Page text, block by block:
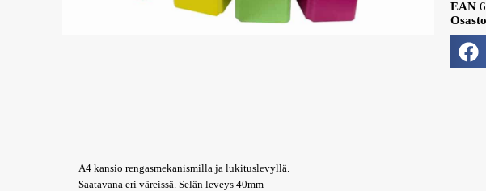
EAN
Osasto
A4 kansio rengasmekanismilla ja lukituslevyllä.
Saatavana eri väreissä. Selän leveys 40mm